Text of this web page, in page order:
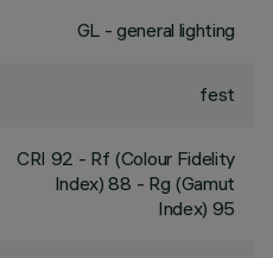
GL - general lighting
fest
CRI 92 - Rf (Colour Fidelity
Index) 88 - Rg (Gamut
Index) 95